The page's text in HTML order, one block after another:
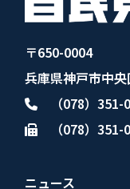
〒650-0004
兵庫県神戸市中
（078）351-
（078）351-
ニュース